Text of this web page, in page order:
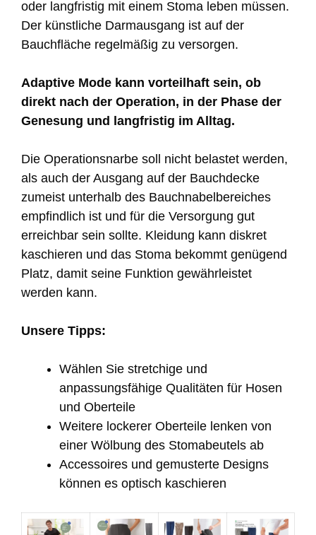
oder langfristig mit einem Stoma leben müssen.
Der künstliche Darmausgang ist auf der
Bauchfläche regelmäßig zu versorgen.
Adaptive Mode kann vorteilhaft sein, ob
direkt nach der Operation, in der Phase der
Genesung und langfristig im Alltag.
Die Operationsnarbe soll nicht belastet werden,
als auch der Ausgang auf der Bauchdecke
zumeist unterhalb des Bauchnabelbereiches
empfindlich ist und für die Versorgung gut
erreichbar sein sollte. Kleidung kann diskret
kaschieren und das Stoma bekommt genügend
Platz, damit seine Funktion gewährleistet
werden kann.
Unsere Tipps:
Wählen Sie stretchige und
anpassungsfähige Qualitäten für Hosen
und Oberteile
Weitere lockerer Oberteile lenken von
einer Wölbung des Stomabeutels ab
Accessoires und gemusterte Designs
können es optisch kaschieren